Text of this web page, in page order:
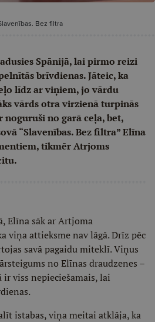
Bez filtra
Spānijā, lai pirmo reizi
brīvdienas. Jāteic, ka
līdz ar viņiem, jo vārdu
vārds otra virzienā turpinās
no garā ceļa, bet,
“Slavenības. Bez filtra” Elīna
tikmēr Atrjoms
Elīna sāk ar Artjoma
viņa attieksme nav lāgā. Drīz pēc
savā pagaidu miteklī. Viņus
no Elīnas draudzenes –
viss nepieciešamais, lai
istabas, viņa meitai atklāja, ka